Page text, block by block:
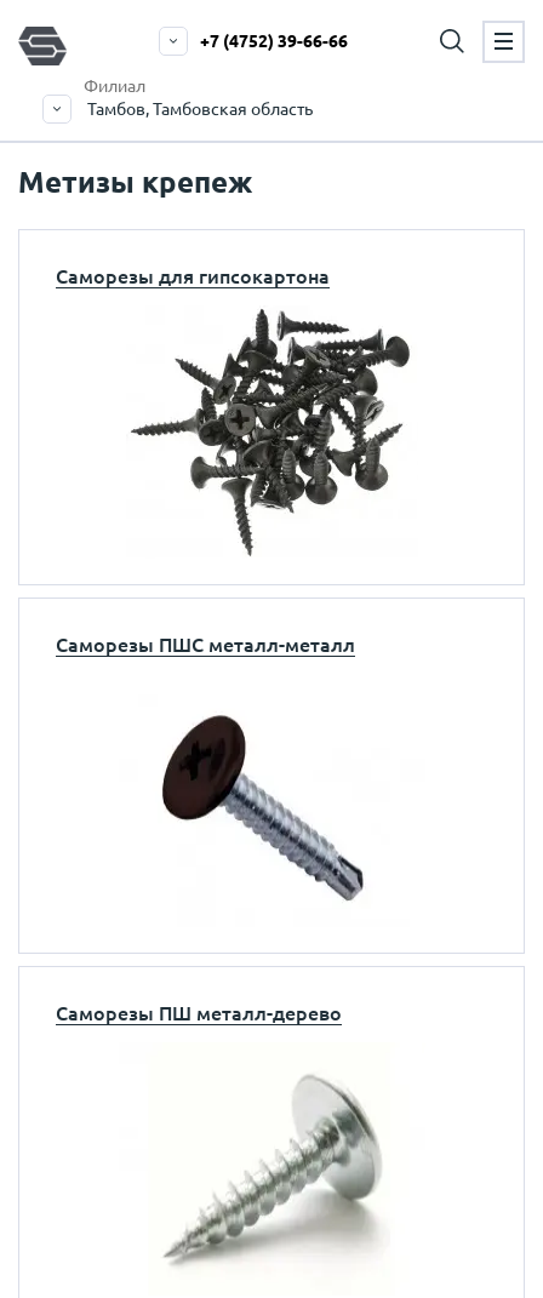
Филиал
Тамбов, Тамбовская область
+7 (4752) 39-66-66
Метизы крепеж
Саморезы для гипсокартона
Саморезы ПШС металл-металл
Саморезы ПШ металл-дерево